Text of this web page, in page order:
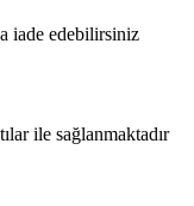
iade edebilirsiniz
ile sağlanmaktadır